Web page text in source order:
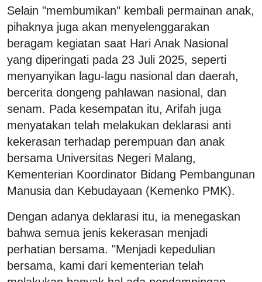
Selain "membumikan" kembali permainan anak,
pihaknya juga akan menyelenggarakan
beragam kegiatan saat Hari Anak Nasional
yang diperingati pada 23 Juli 2025, seperti
menyanyikan lagu-lagu nasional dan daerah,
bercerita dongeng pahlawan nasional, dan
senam. Pada kesempatan itu, Arifah juga
menyatakan telah melakukan deklarasi anti
kekerasan terhadap perempuan dan anak
bersama Universitas Negeri Malang,
Kementerian Koordinator Bidang Pembangunan
Manusia dan Kebudayaan (Kemenko PMK).
Dengan adanya deklarasi itu, ia menegaskan
bahwa semua jenis kekerasan menjadi
perhatian bersama. "Menjadi kepedulian
bersama, kami dari kementerian telah